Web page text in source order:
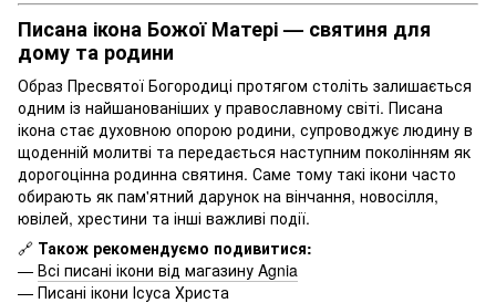
Писана ікона Божої Матері — святиня для
дому та родини
Образ Пресвятої Богородиці протягом століть залишається
одним із найшанованіших у православному світі. Писана
ікона стає духовною опорою родини, супроводжує людину в
щоденній молитві та передається наступним поколінням як
дорогоцінна родинна святиня. Саме тому такі ікони часто
обирають як пам'ятний дарунок на вінчання, новосілля,
ювілей, хрестини та інші важливі події.
🔗 Також рекомендуємо подивитися:
— Всі писані ікони від магазину Agnia
— Писані ікони Ісуса Христа